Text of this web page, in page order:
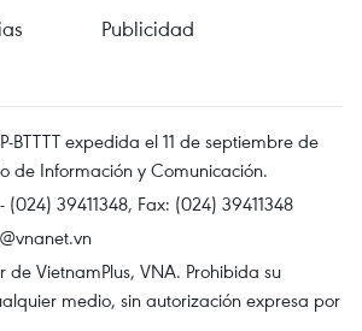
Publicidad
BTTTT expedida el 11 de septiembre de
de Información y Comunicación.
(024) 39411348, Fax: (024) 39411348
VietnamPlus, VNA. Prohibida su
medio, sin autorización expresa por